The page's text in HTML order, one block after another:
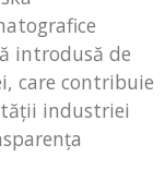
introdusă de
care contribuie
industriei